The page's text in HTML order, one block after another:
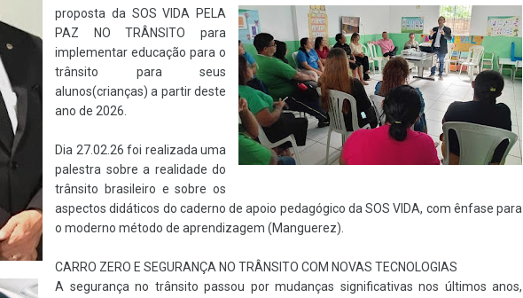
proposta da SOS VIDA PELA
PAZ NO TRÂNSITO para
implementar educação para o
trânsito para seus
alunos(crianças) a partir deste
ano de 2026.
Dia 27.02.26 foi realizada uma
palestra sobre a realidade do
trânsito brasileiro e sobre os
aspectos didáticos do caderno de apoio pedagógico da SOS VIDA, com ênfase para
o moderno método de aprendizagem (Manguerez).
CARRO ZERO E SEGURANÇA NO TRÂNSITO COM NOVAS TECNOLOGIAS
A segurança no trânsito passou por mudanças significativas nos últimos anos,